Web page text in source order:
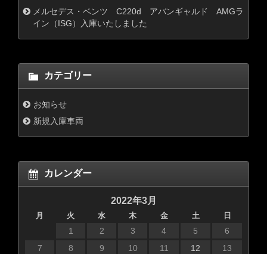
メルセデス・ベンツ C220d アバンギャルド AMGラ
イン（ISG）入庫いたしました
カテゴリー
お知らせ
新規入庫車両
カレンダー
2022年3月
月 火 水 木 金 土 日
1 2 3 4 5
6
7
8 9 10 11 12
13